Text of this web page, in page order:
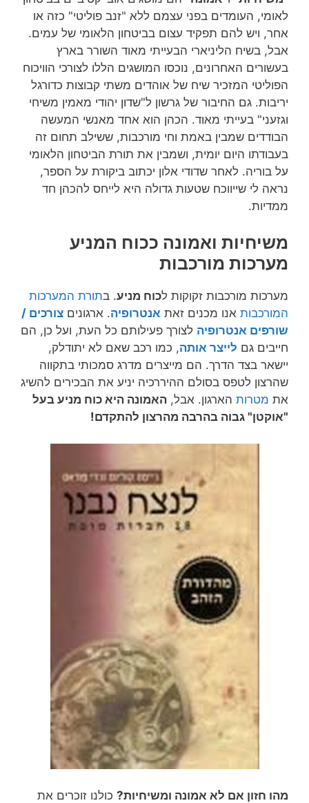
לאומי, העומדים בפני עצמם ללא "זנב פוליטי" כזה או
אחר, ויש להם תפקיד עצום בביטחון הלאומי של עמים.
אבל, בשיח הליניארי הבעייתי מאוד השורר בארץ
בעשורים האחרונים, נוכסו המושגים הללו לצורכי הוויכוח
הפוליטי המזכיר שיח של אוהדים משתי קבוצות כדורגל
יריבות. גם החיבור של גרשון ל"שדון יהודי מאמין משיחי
וגזעני" בעייתי מאוד. הכהן הוא אחד מאנשי המעשה
הבודדים שמבין באמת וחי מורכבות, ששילב תחום זה
בעבודתו היום יומית, ושמבין את תורת הביטחון הלאומי
על בוריה. לאחר שדודי אלון יכתוב ביקורת על הספר,
נראה לי שייווכח שטעות גדולה היא לייחס להכהן חד
ממדיות.
משיחיות ואמונה ככוח המניע
מערכות מורכבות
מערכות מורכבות זקוקות לכוח מניע. בתורת המערכות
המורכבות אנו מכנים זאת אנטרופיה. ארגונים צורכים /
שורפים אנטרופיה לצורך פעילותם כל העת, ועל כן, הם
חייבים גם לייצר אותה, כמו רכב שאם לא יתודלק,
יישאר בצד הדרך. הם מייצרים מדרג סמכותי בתקווה
שהרצון לטפס בסולם ההיררכיה יניע את הבכירים להשיג
את מטרות הארגון. אבל, האמונה היא כוח מניע בעל
"אוקטן" גבוה בהרבה מהרצון להתקדם!
מהו חזון אם לא אמונה ומשיחיות? כולנו זוכרים את